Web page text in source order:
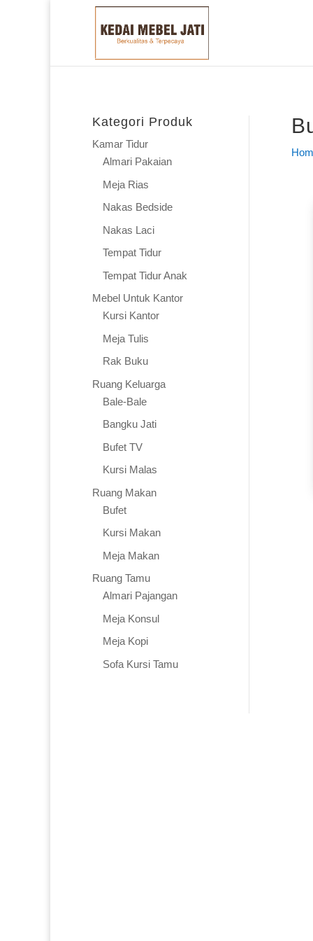
Kategori Produk
Kamar Tidur
Almari Pakaian
Meja Rias
Nakas Bedside
Nakas Laci
Tempat Tidur
Tempat Tidur Anak
Mebel Untuk Kantor
Kursi Kantor
Meja Tulis
Rak Buku
Ruang Keluarga
Bale-Bale
Bangku Jati
Bufet TV
Kursi Malas
Ruang Makan
Bufet
Kursi Makan
Meja Makan
Ruang Tamu
Almari Pajangan
Meja Konsul
Meja Kopi
Sofa Kursi Tamu